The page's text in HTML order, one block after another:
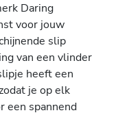
Daring
voor jouw
slip
van een vlinder
heeft een
je op elk
een spannend